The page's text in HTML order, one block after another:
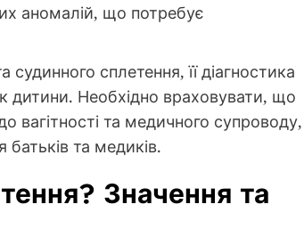
аномалій, що потребує
сплетення, її діагностика
дитини. Необхідно враховувати, що
вагітності та медичного супроводу,
та медиків.
Значення та